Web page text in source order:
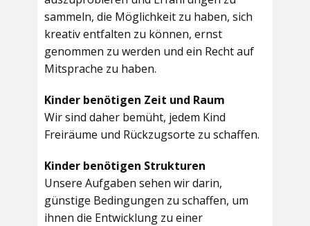
sammeln, die Möglichkeit zu haben, sich
kreativ entfalten zu können, ernst
genommen zu werden und ein Recht auf
Mitsprache zu haben.
Kinder benötigen Zeit und Raum
Wir sind daher bemüht, jedem Kind
Freiräume und Rückzugsorte zu schaffen.
Kinder benötigen Strukturen
Unsere Aufgaben sehen wir darin,
günstige Bedingungen zu schaffen, um
ihnen die Entwicklung zu einer